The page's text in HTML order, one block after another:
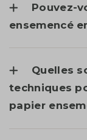
Pouvez-
ensemencé
Quelles
techniques
papier